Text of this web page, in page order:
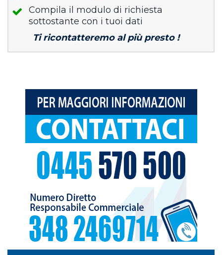
Compila il modulo di richiesta
sottostante con i tuoi dati
Ti ricontatteremo al più presto !